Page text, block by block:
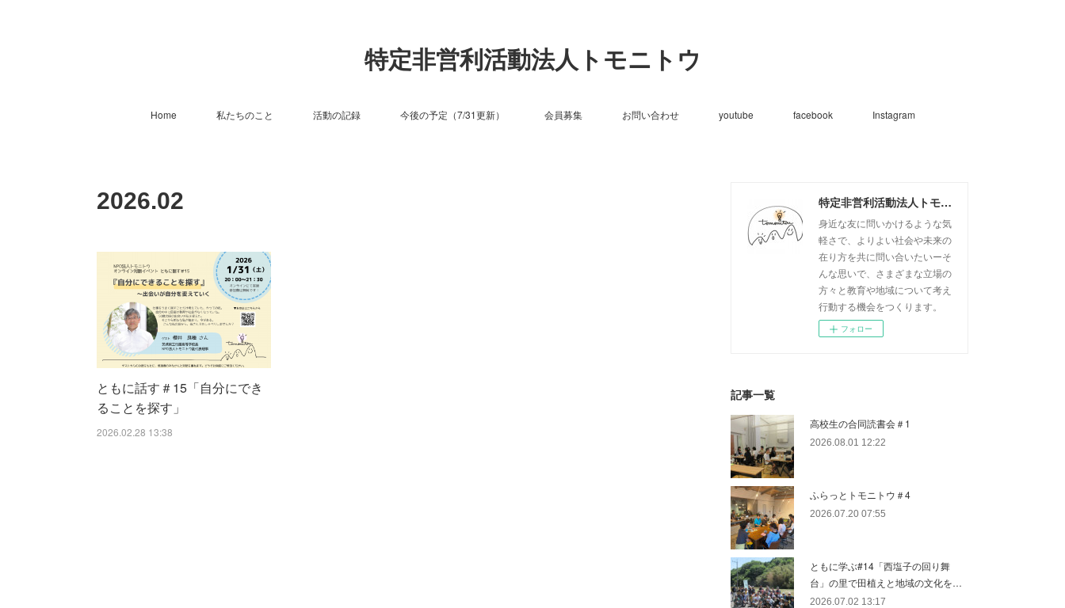
特定非営利活動法人トモニトウ
Home 私たちのこと 活動の記録 今後の予定（7/31更新） 会員募集 お問い合わせ youtube facebook Instagram
2026.02
ともに話す＃15「自分にでき
ることを探す」
2026.02.28 13:38
特定非営利活動法人トモニトウ
身近な友に問いかけるような気
軽さで、よりよい社会や未来の
在り方を共に問い合いたいーそ
んな思いで、さまざまな立場の
方々と教育や地域について考え
行動する機会をつくります。
フォロー
記事一覧
高校生の合同読書会＃1
2026.08.01 12:22
ふらっとトモニトウ＃4
2026.07.20 07:55
ともに学ぶ#14「西塩子の回り舞
台」の里で田植えと地域の文化を…
2026.07.02 13:17